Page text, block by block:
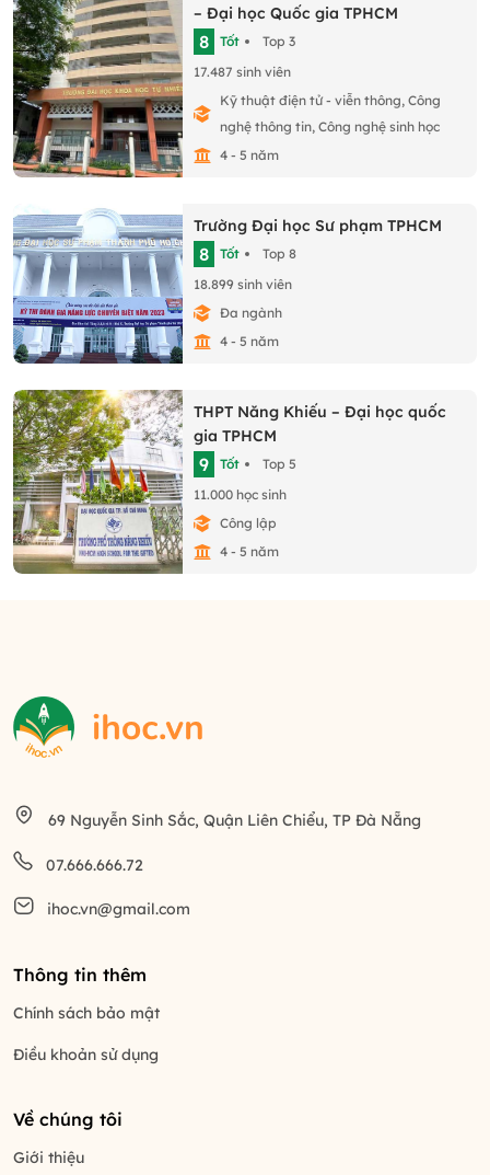
– Đại học Quốc gia TPHCM
8 Tốt
Top 3
17.487 sinh viên
Kỹ thuật điện tử - viễn thông, Công
nghệ thông tin, Công nghệ sinh học
4 - 5 năm
Trường Đại học Sư phạm TPHCM
8 Tốt
Top 8
18.899 sinh viên
Đa ngành
4 - 5 năm
THPT Năng Khiếu – Đại học quốc
gia TPHCM
9 Tốt
Top 5
11.000 học sinh
Công lập
4 - 5 năm
69 Nguyễn Sinh Sắc, Quận Liên Chiểu, TP Đà Nẵng
07.666.666.72
ihoc.vn@gmail.com
Thông tin thêm
Chính sách bảo mật
Điều khoản sử dụng
Về chúng tôi
Giới thiệu